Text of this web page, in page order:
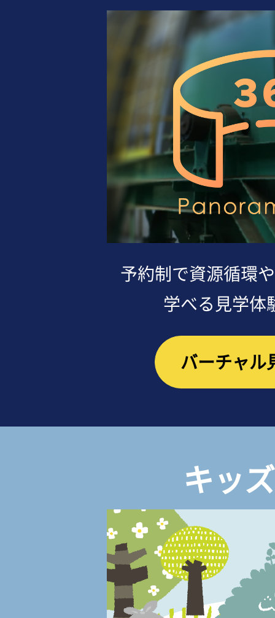
予約制で資源循環
学べる見学体
バーチャル
キッ